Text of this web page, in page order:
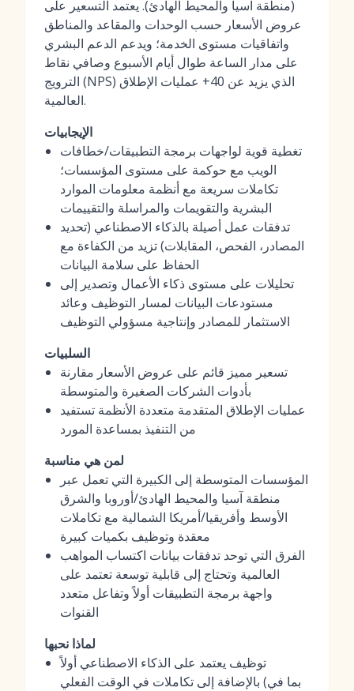
(منطقة آسيا والمحيط الهادئ). يعتمد التسعير على
عروض الأسعار حسب الوحدات والمقاعد والمناطق
واتفاقيات مستوى الخدمة؛ ويدعم الدعم البشري
على مدار الساعة طوال أيام الأسبوع وصافي نقاط
الترويج (NPS) الذي يزيد عن 40+ عمليات الإطلاق
العالمية.
الإيجابيات
تغطية قوية لواجهات برمجة التطبيقات/خطافات
الويب مع حوكمة على مستوى المؤسسات؛
تكاملات سريعة مع أنظمة معلومات الموارد
البشرية والتقويمات والمراسلة والتقييمات
تدفقات عمل أصيلة بالذكاء الاصطناعي (تحديد
المصادر، الفحص، المقابلات) تزيد من الكفاءة مع
الحفاظ على سلامة البيانات
تحليلات على مستوى ذكاء الأعمال وتصدير إلى
مستودعات البيانات لمسار التوظيف وعائد
الاستثمار للمصادر وإنتاجية مسؤولي التوظيف
السلبيات
تسعير مميز قائم على عروض الأسعار مقارنة
بأدوات الشركات الصغيرة والمتوسطة
عمليات الإطلاق المتقدمة متعددة الأنظمة تستفيد
من التنفيذ بمساعدة المورد
لمن هي مناسبة
المؤسسات المتوسطة إلى الكبيرة التي تعمل عبر
منطقة آسيا والمحيط الهادئ/أوروبا والشرق
الأوسط وأفريقيا/أمريكا الشمالية مع تكاملات
معقدة وتوظيف بكميات كبيرة
الفرق التي توحد تدفقات بيانات اكتساب المواهب
العالمية وتحتاج إلى قابلية توسعة تعتمد على
واجهة برمجة التطبيقات أولاً وتفاعل متعدد
القنوات
لماذا نحبها
توظيف يعتمد على الذكاء الاصطناعي أولاً
بالإضافة إلى تكاملات في الوقت الفعلي (بما في